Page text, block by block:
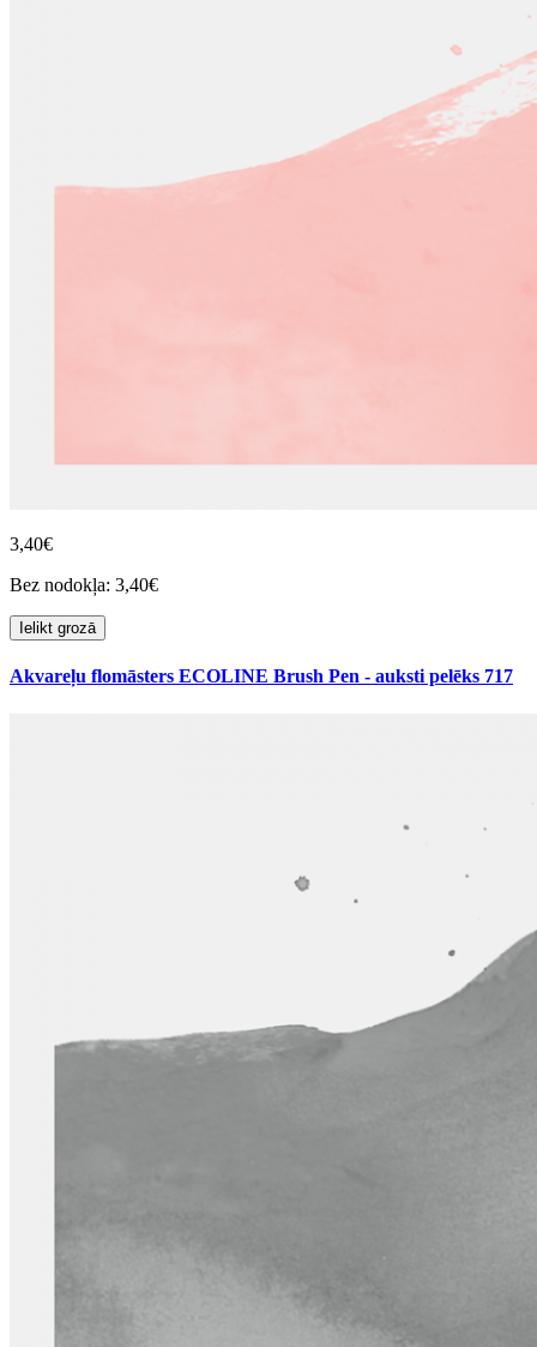
3,40€
Bez nodokļa: 3,40€
Ielikt grozā
Akvareļu flomāsters ECOLINE Brush Pen - auksti pelēks 717